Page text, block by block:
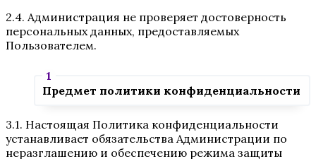
2.4. Администрация не проверяет достоверность
персональных данных, предоставляемых
Пользователем.
Предмет политики конфиденциальности
3.1. Настоящая Политика конфиденциальности
устанавливает обязательства Администрации по
неразглашению и обеспечению режима защиты